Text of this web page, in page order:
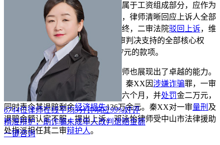
者工伤而免除，且停工留薪期工资属于工资组成部分，应作为
二倍工资差额的计算依据。庭审中，律师清晰回应上诉人全部
上诉主张，精准出示关键证据。最终，二审法院驳回上诉，维
劳动者曾XX保住了一审判决支持的全部核心权
益，确保其顺利获得共计101184.97元的款项。
刑事案件辩护中，邓泳怡律师也展现出了卓越的能力。
未成年人秦XX诈骗上诉案，秦XX因涉嫌诈骗罪，一审
法院以诈骗罪判处其
有期徒刑 二年六个月，并处罚金二万元，
同时责令其退赔剩余经济损失136万余元。秦XX对一审量刑 及
退赔金额认定不服，提出上诉。邓泳怡律师受中山市法律援助
处指派担任其二审辩护人。
6744位律师在线平均3分钟响应99%好评
精准辩护，助诈骗未成年人改判退赔金额
一键咨询